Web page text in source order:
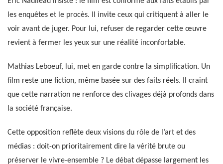
les enquêtes et le procès. Il invite ceux qui critiquent à aller le
voir avant de juger. Pour lui, refuser de regarder cette œuvre
revient à fermer les yeux sur une réalité inconfortable.
Mathias Leboeuf, lui, met en garde contre la simplification. Un
film reste une fiction, même basée sur des faits réels. Il craint
que cette narration ne renforce des clivages déjà profonds dans
la société française.
Cette opposition reflète deux visions du rôle de l’art et des
médias : doit-on prioritairement dire la vérité brute ou
préserver le vivre-ensemble ? Le débat dépasse largement les